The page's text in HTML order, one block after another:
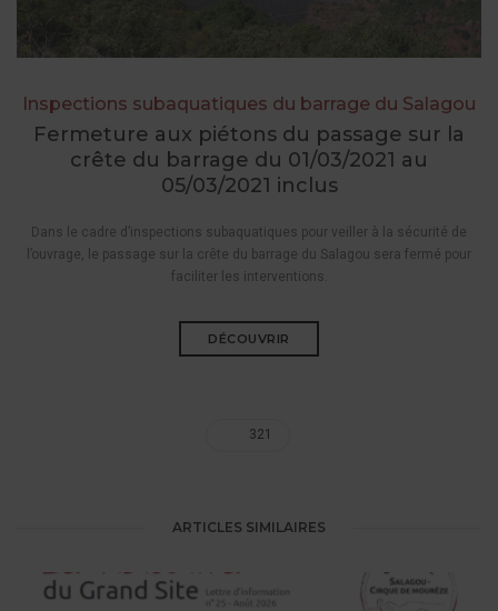
Inspections subaquatiques du barrage du Salagou
Fermeture aux piétons du passage sur la
crête du barrage du 01/03/2021 au
05/03/2021 inclus
Dans le cadre d’inspections subaquatiques pour veiller à la sécurité de
l’ouvrage, le passage sur la crête du barrage du Salagou sera fermé pour
faciliter les interventions.
DÉCOUVRIR
321
ARTICLES SIMILAIRES